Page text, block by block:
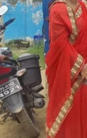
I WANT IN